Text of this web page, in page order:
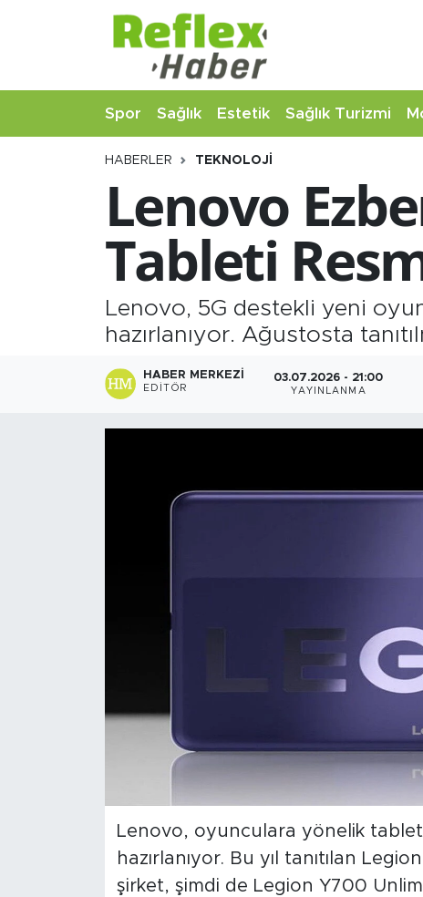
Spor Sağlık Estetik Sağlık Turizmi
HABERLER TEKNOLOJI
Lenovo
Tableti
Lenovo, 5G destekli yeni
hazırlanıyor. Ağustosta
HABER MERKEZI
EDITÖR
03.07.2026 - 21:00
YAYINLANMA
Lenovo, oyunculara yönelik
hazırlanıyor. Bu yıl tanıtılan
şirket, şimdi de Legion Y700
Estetik
Firmalardan
İş ve Ekonomi
Moda-Magazin-Eğlence
Sağlık Turizmi
Nöbetçi Eczaneler
Hava Durumu
Namaz Vakitleri
Trafik Durumu
Şampiyonlar Ligi Puan Durumu ve Fikstür
Tüm Manşetler
Son Dakika Haberleri
Haber Arşivi